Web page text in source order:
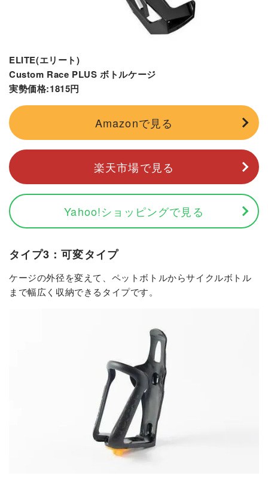
ELITE(エリート)
Custom Race PLUS ボトルケージ
実勢価格:1815円
Amazonで見る
楽天市場で見る
Yahoo!ショッピングで見る
タイプ3：可変タイプ
ケージの外径を変えて、ペットボトルからサイクルボトル
まで幅広く収納できるタイプです。